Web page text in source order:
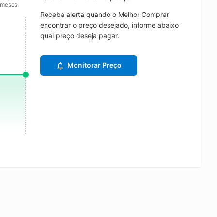
Receba alerta quando o Melhor Comprar
encontrar o preço desejado, informe abaixo
qual preço deseja pagar.
Monitorar Preço